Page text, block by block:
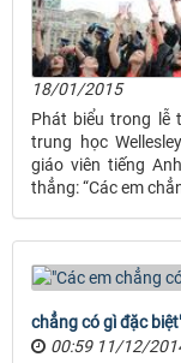
18/01/2015
Phát biểu trong lễ
trung học
giáo viên tiếng
thẳng: “Các em
chẳng có gì đặc
00:59 11/12/